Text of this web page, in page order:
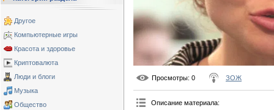
Другое
Компьютерные игры
Красота и здоровье
Криптовалюта
Люди и блоги
Музыка
Общество
Просмотры: 0 ЗОЖ
Описание материала: